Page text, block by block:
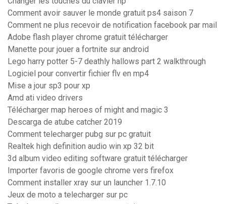
Comment avoir sauver le monde gratuit ps4 saison 7
Comment ne plus recevoir de notification facebook par mail
Adobe flash player chrome gratuit télécharger
Manette pour jouer a fortnite sur android
Lego harry potter 5-7 deathly hallows part 2 walkthrough
Logiciel pour convertir fichier flv en mp4
Mise a jour sp3 pour xp
Amd ati video drivers
Télécharger map heroes of might and magic 3
Descarga de atube catcher 2019
Comment telecharger pubg sur pc gratuit
Realtek high definition audio win xp 32 bit
3d album video editing software gratuit télécharger
Importer favoris de google chrome vers firefox
Comment installer xray sur un launcher 1.7.10
Jeux de moto a telecharger sur pc